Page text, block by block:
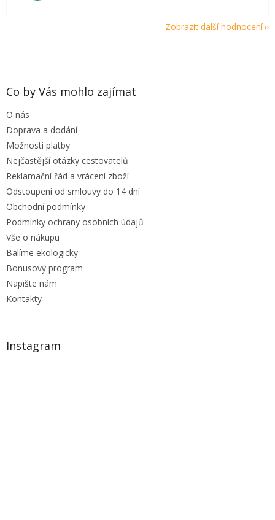
Zobrazit další hodnocení
Z
Co by Vás mohlo zajímat
O nás
Doprava a dodání
Možnosti platby
Nejčastější otázky cestovatelů
Reklamační řád a vrácení zboží
Odstoupení od smlouvy do 14 dní
Obchodní podmínky
Podmínky ochrany osobních údajů
Vše o nákupu
Balíme ekologicky
Bonusový program
Napište nám
Kontakty
Instagram